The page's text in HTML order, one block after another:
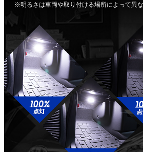
※明るさは車両や取り付ける場所によって異な